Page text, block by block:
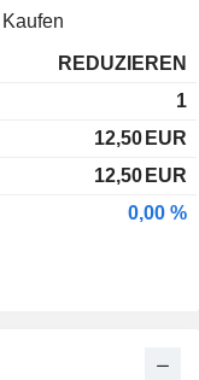
Kaufen
REDUZIEREN
1
12,50 EUR
12,50 EUR
0,00 %